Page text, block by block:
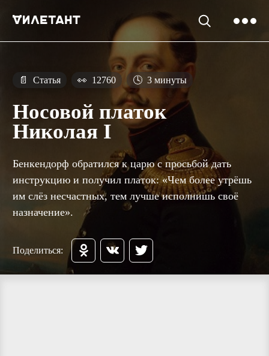
📄 Статья 👀 12760 🕓 3 минуты
Носовой платок
Николая I
Бенкендорф обратился к царю с просьбой дать
инструкцию и получил платок: «Чем более утрёшь
им слёз несчастных, тем лучше исполнишь своё
назначение».
Поделиться: